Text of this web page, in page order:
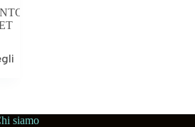
siamo